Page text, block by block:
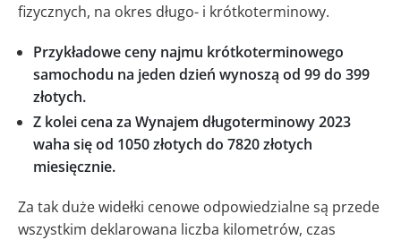
fizycznych, na okres długo- i krótkoterminowy.
Przykładowe ceny najmu krótkoterminowego
samochodu na jeden dzień wynoszą od 99 do 399
złotych.
Z kolei cena za Wynajem długoterminowy 2023
waha się od 1050 złotych do 7820 złotych
miesięcznie.
Za tak duże widełki cenowe odpowiedzialne są przede
wszystkim deklarowana liczba kilometrów, czas